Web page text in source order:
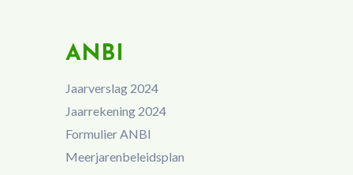
ANBI
Jaarverslag 2024
Jaarrekening 2024
Formulier ANBI
Meerjarenbeleidsplan